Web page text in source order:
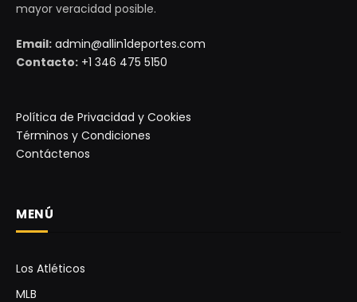
mayor veracidad posible.
Email: admin@allin1deportes.com
Contacto: +1 346 475 5150
Política de Privacidad y Cookies
Términos y Condiciones
Contáctenos
MENÚ
Los Atléticos
MLB